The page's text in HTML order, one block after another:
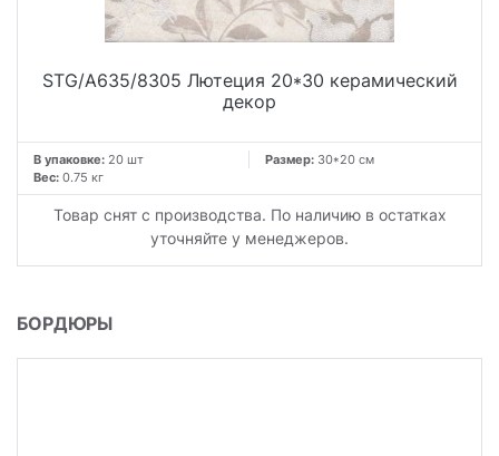
STG/A635/8305 Лютеция 20*30 керамический
декор
В упаковке: 20 шт Размер: 30*20 см
Вес: 0.75 кг
Товар снят с производства. По наличию в остатках
уточняйте у менеджеров.
БОРДЮРЫ